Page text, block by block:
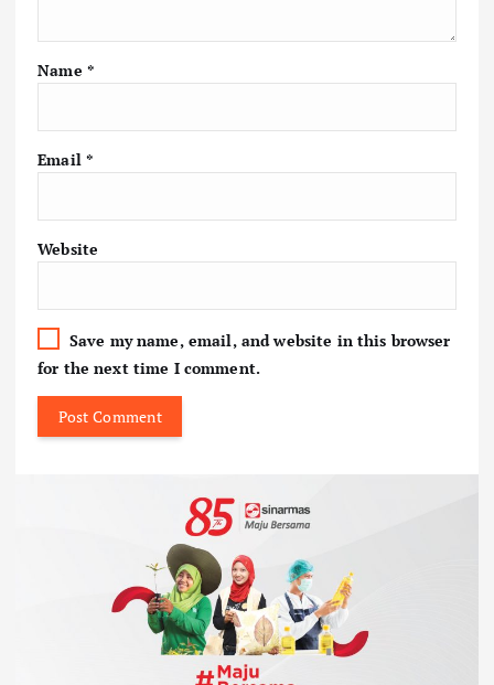
Name *
Email *
Website
Save my name, email, and website in this browser
for the next time I comment.